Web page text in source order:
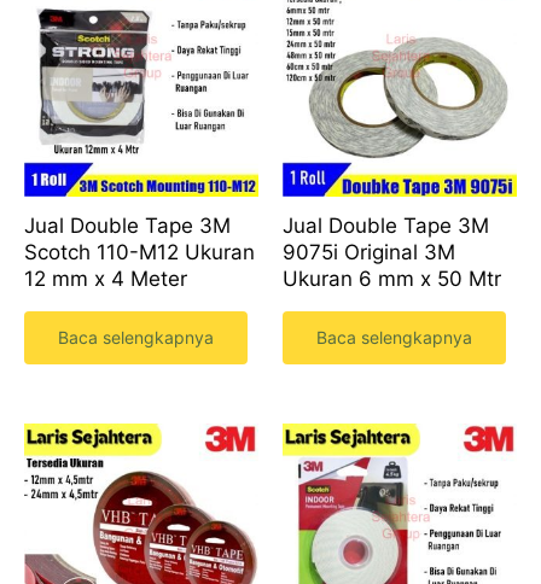
Jual Double Tape 3M
Scotch 110-M12 Ukuran
12 mm x 4 Meter
Baca selengkapnya
Jual Double Tape 3M
9075i Original 3M
Ukuran 6 mm x 50 Mtr
Baca selengkapnya